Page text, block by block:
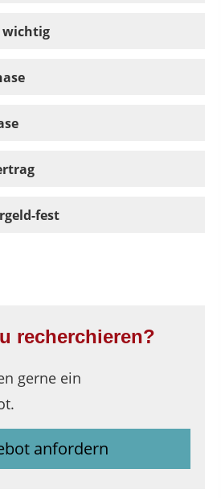
wichtig
fest
recherchieren?
gerne ein
anfordern